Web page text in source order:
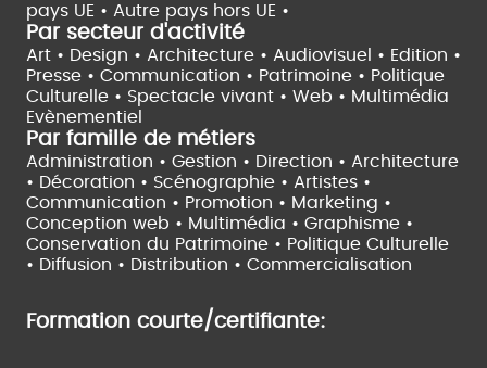
pays UE • Autre pays hors UE •
Par secteur d'activité
Art • Design • Architecture • Audiovisuel • Edition •
Presse • Communication • Patrimoine • Politique
Culturelle • Spectacle vivant • Web • Multimédia
Evènementiel
Par famille de métiers
Administration • Gestion • Direction • Architecture
• Décoration • Scénographie • Artistes •
Communication • Promotion • Marketing •
Conception web • Multimédia • Graphisme •
Conservation du Patrimoine • Politique Culturelle
• Diffusion • Distribution • Commercialisation
Formation courte/certifiante: